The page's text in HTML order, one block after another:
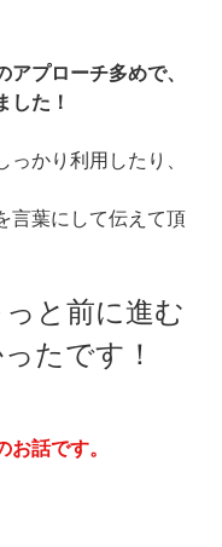
アプローチ多めで、
した！
かり利用したり、
言葉にして伝えて頂
と前に進む
たです！
話です。